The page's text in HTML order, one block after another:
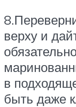
верху и
в
быть даже